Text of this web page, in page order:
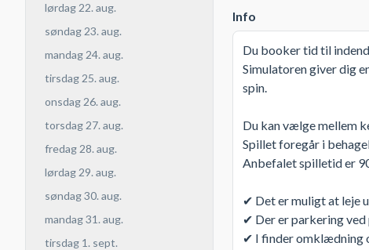
lørdag 22. aug.
søndag 23. aug.
mandag 24. aug.
tirsdag 25. aug.
onsdag 26. aug.
torsdag 27. aug.
fredag 28. aug.
lørdag 29. aug.
søndag 30. aug.
mandag 31. aug.
tirsdag 1. sept.
Info
Du booker tid til
Simulatoren giver dig
spin.
Du kan vælge mellem
Spillet foregår i
Anbefalet spilletid er
✔ Det er muligt at leje
✔ Der er parkering ved
✔ I finder omklædning